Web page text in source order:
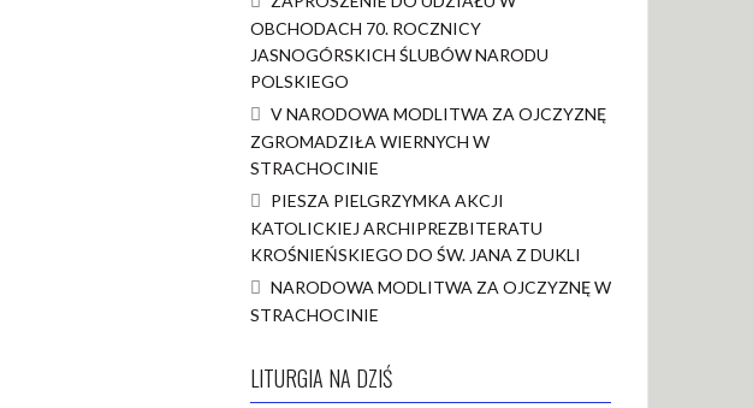
OBCHODACH 70. ROCZNICY
JASNOGÓRSKICH ŚLUBÓW NARODU
POLSKIEGO
V NARODOWA MODLITWA ZA OJCZYZNĘ
ZGROMADZIŁA WIERNYCH W
STRACHOCINIE
PIESZA PIELGRZYMKA AKCJI
KATOLICKIEJ ARCHIPREZBITERATU
KROŚNIEŃSKIEGO DO ŚW. JANA Z DUKLI
NARODOWA MODLITWA ZA OJCZYZNĘ W
STRACHOCINIE
LITURGIA NA DZIŚ